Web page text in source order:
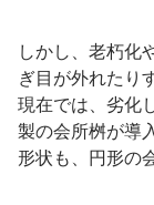
しかし、老朽化
ぎ目が外れたり
現在では、劣化
製の会所桝が導
形状も、円形の